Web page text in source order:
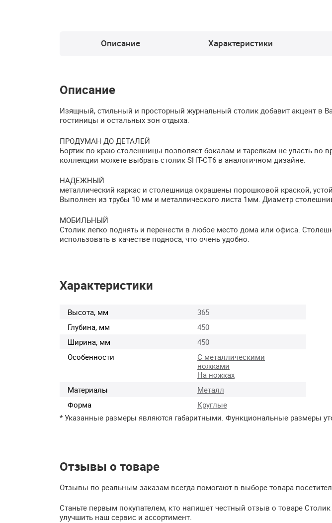
Описание Характеристики
Описание
Изящный, стильный и просторный журнальный столик добавит акцент в
гостиницы и остальных зон отдыха.
ПРОДУМАН ДО ДЕТАЛЕЙ
Бортик по краю столешницы позволяет бокалам и тарелкам не упасть во
коллекции можете выбрать столик SHT-CT6 в аналогичном дизайне.
НАДЕЖНЫЙ
металлический каркас и столешница окрашены порошковой краской,
Выполнен из трубы 10 мм и металлического листа 1мм. Диаметр
МОБИЛЬНЫЙ
Столик легко поднять и перенести в любое место дома или офиса.
использовать в качестве подноса, что очень удобно.
Характеристики
Высота, мм
365
Глубина, мм
450
Ширина, мм
450
Особенности
С металлическими
ножками
На ножках
Материалы
Металл
Форма
Круглые
* Указанные размеры являются габаритными. Функциональные размеры
Отзывы о товаре
Отзывы по реальным заказам всегда помогают в выборе товара
Станьте первым покупателем, кто напишет честный отзыв о товаре
улучшить наш сервис и ассортимент.